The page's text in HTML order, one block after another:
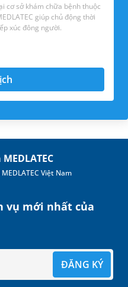
cơ sở khám chữa bệnh thuộc
giúp chủ động thời
gian, hạn chế tiếp xúc đông người.
Việt Nam
vụ mới nhất của
ĐĂNG KÝ